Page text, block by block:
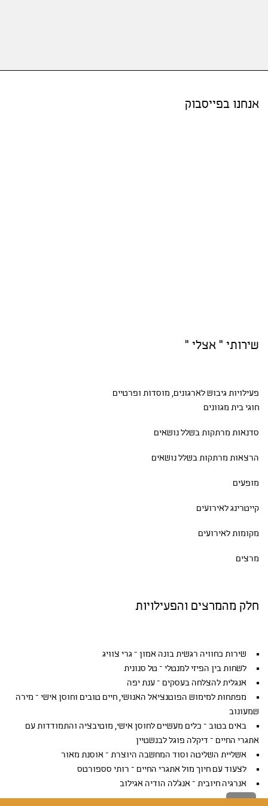
אנחנו בפייסבוק
שירותי " אצלי "
פעילויות גיבושלארגונים, מוסדות ופרטיים
חוגי בית מגוונים
סדנאות מרתקות בשלל נושאים
הרצאות מרתקות בשלל נושאים
מופעים
קייטרינג לאירועים
מקומות לאירועים
מרצים
חלק מהמרצים והפעילויות
שירות כחוויה רגשית בונה אמון – גרי צוויג
לשחות בין הפיזי למנטלי – טל סנונית
אנגלית להצלחה בעסקים – ענת יפה
מפתחות למימוש הפוטנציאל האנושי, חיים טובים וחוסן אישי – מירה
שמעונוב
באים בטוב – כלים מעשיים לחוסן אישי, מוטיבציה והתמודדות עם
אתגרי החיים – דיקלה פוגל לבנשטיין
אשליית השליטה וסוד המחשבה היוצרת – אוסנת מאור
לצעוד עם חיוך מול אתגרי החיים – רותי סספורטס
אנרגיה חיובית – אנג'לה הודיה אגילוב